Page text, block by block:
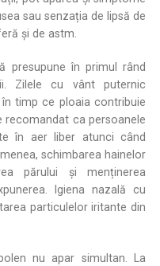
sau senzația de lipsă de
și de astm.
presupune în primul rând
Zilele cu vânt puternic
timp ce ploaia contribuie
recomandat ca persoanele
în aer liber atunci când
schimbarea hainelor
părului și menținerea
Igiena nazală cu
particulelor iritante din
nu apar simultan. La